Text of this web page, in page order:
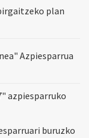
plan
Azpiesparrua
azpiesparruko
buruzko